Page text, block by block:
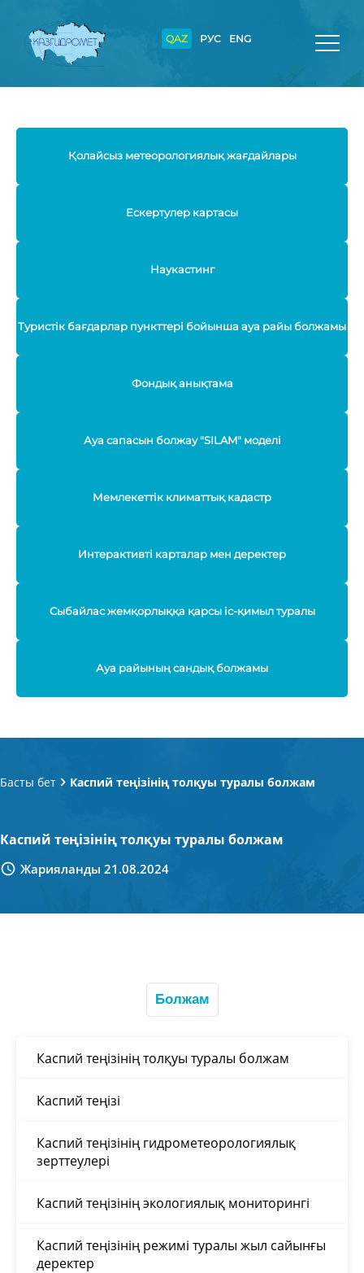
QAZ РУС ENG
Қолайсыз метеорологиялық жағдайлары
Ескертулер картасы
Наукастинг
Туристік бағдарлар пункттері бойынша ауа райы болжамы
Фондық анықтама
Ауа сапасын болжау "SILAM" моделі
Мемлекеттік климаттық кадастр
Интерактивті карталар мен деректер
Сыбайлас жемқорлыққа қарсы іс-қимыл туралы
Ауа райының сандық болжамы
Басты бет Каспий теңізінің толқуы туралы болжам
Каспий теңізінің толқуы туралы болжам
Жарияланды 21.08.2024
Болжам
Каспий теңізінің толқуы туралы болжам
Каспий теңізі
Каспий теңізінің гидрометеорологиялық
зерттеулері
Каспий теңізінің экологиялық мониторингі
Каспий теңізінің режимі туралы жыл сайынғы
деректер